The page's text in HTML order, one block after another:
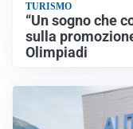
TURISMO
“Un sogno che
sulla
Olimpiadi